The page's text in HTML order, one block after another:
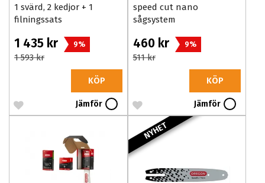
1 svärd, 2 kedjor + 1
filningssats
1 435 kr 9%
1 593 kr
KÖP
Jämför
speed cut nano
sågsystem
460 kr 9%
511 kr
KÖP
Jämför
NYHET